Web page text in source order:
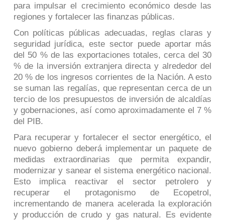
para impulsar el crecimiento económico desde las
regiones y fortalecer las finanzas públicas.
Con políticas públicas adecuadas, reglas claras y
seguridad jurídica, este sector puede aportar más
del 50 % de las exportaciones totales, cerca del 30
% de la inversión extranjera directa y alrededor del
20 % de los ingresos corrientes de la Nación. A esto
se suman las regalías, que representan cerca de un
tercio de los presupuestos de inversión de alcaldías
y gobernaciones, así como aproximadamente el 7 %
del PIB.
Para recuperar y fortalecer el sector energético, el
nuevo gobierno deberá implementar un paquete de
medidas extraordinarias que permita expandir,
modernizar y sanear el sistema energético nacional.
Esto implica reactivar el sector petrolero y
recuperar el protagonismo de Ecopetrol,
incrementando de manera acelerada la exploración
y producción de crudo y gas natural. Es evidente